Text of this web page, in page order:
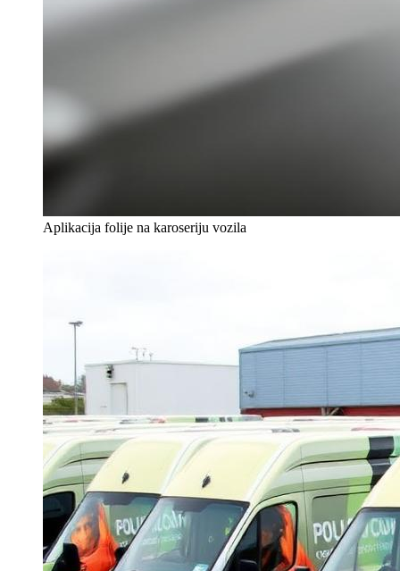
Aplikacija folije na karoseriju vozila